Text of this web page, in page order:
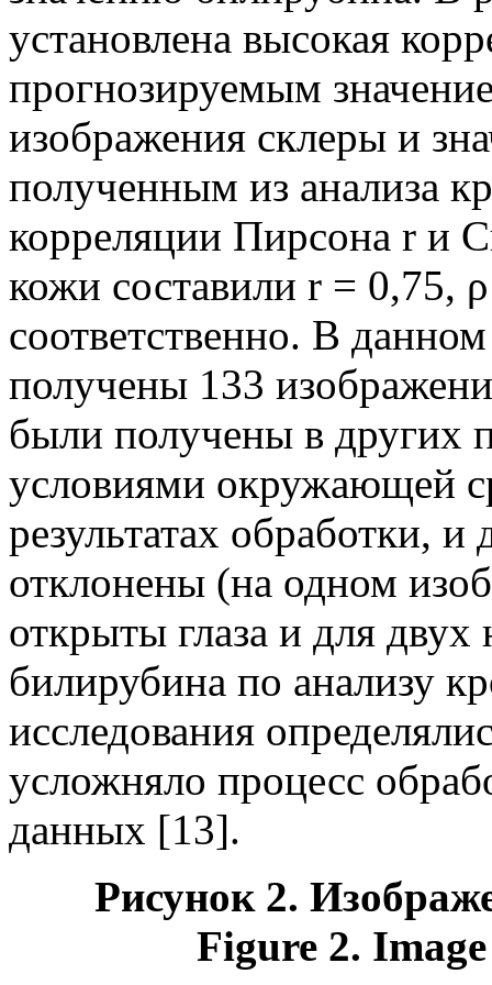
установлена высокая
прогнозируемым
изображения склеры и
полученным из анализа
корреляции Пирсона r и
кожи составили r = 0,75,
соответственно. В
получены 133
были получены в других
условиями окружающей
результатах обработки,
отклонены (на одном
открыты глаза и для
билирубина по анализу
исследования
усложняло процесс
данных [13].
Рисунок 2.
Figure2.